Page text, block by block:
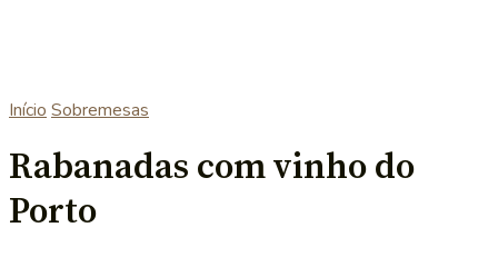
Início Sobremesas
Rabanadas com vinho do
Porto